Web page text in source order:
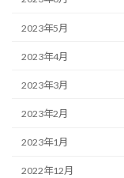
2023年5月
2023年4月
2023年3月
2023年2月
2023年1月
2022年12月